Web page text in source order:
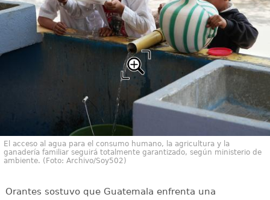
El acceso al agua para el consumo humano, la agricultura y la
ganadería familiar seguirá totalmente garantizado, según ministerio de
ambiente. (Foto: Archivo/Soy502)
Orantes sostuvo que Guatemala enfrenta una